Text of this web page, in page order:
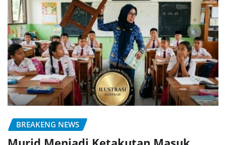
BREAKENG NEWS